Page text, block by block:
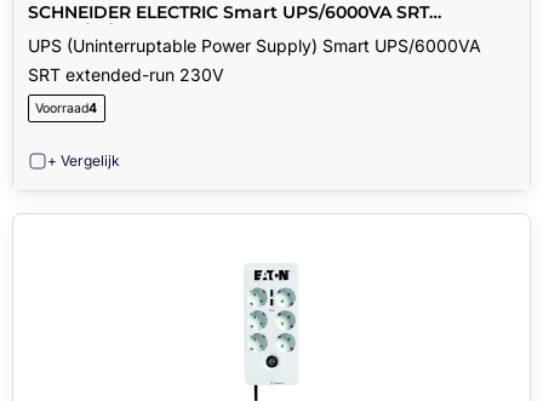
SCHNEIDER ELECTRIC Smart UPS/6000VA SRT
extended-run 230V
UPS (Uninterruptable Power Supply) Smart UPS/6000VA
SRT extended-run 230V
Voorraad4
+ Vergelijk